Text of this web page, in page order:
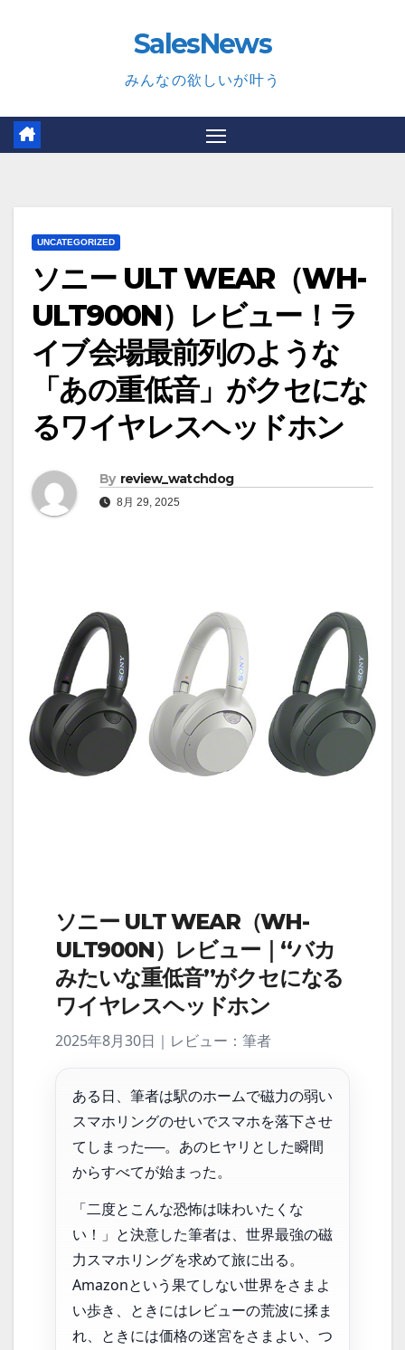
SalesNews
みんなの欲しいが叶う
UNCATEGORIZED
ソニー ULT WEAR（WH-
ULT900N）レビュー！ラ
イブ会場最前列のような
「あの重低音」がクセにな
るワイヤレスヘッドホン
By review_watchdog
8月 29, 2025
ソニー ULT WEAR（WH-
ULT900N）レビュー｜“バカ
みたいな重低音”がクセになる
ワイヤレスヘッドホン
2025年8月30日｜レビュー：筆者
ある日、筆者は駅のホームで磁力の弱い
スマホリングのせいでスマホを落下させ
てしまった──。あのヒヤリとした瞬間
からすべてが始まった。
「二度とこんな恐怖は味わいたくな
い！」と決意した筆者は、 世界最強の磁
力スマホリングを求めて旅に出る。
Amazonという果てしない世界をさまよ
い歩き、ときにはレビューの荒波に揉ま
れ、ときには価格の迷宮をさまよい、つ